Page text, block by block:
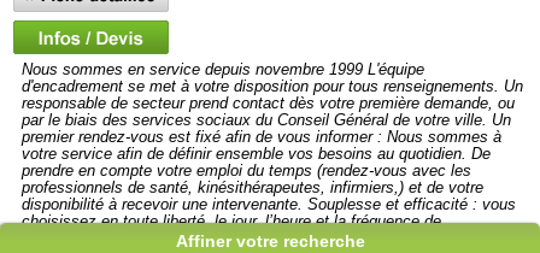
Nous sommes en service depuis novembre 1999 L'équipe
d'encadrement se met à votre disposition pour tous renseignements. Un
responsable de secteur prend contact dès votre première demande, ou
par le biais des services sociaux du Conseil Général de votre ville. Un
premier rendez-vous est fixé afin de vous informer : Nous sommes à
votre service afin de définir ensemble vos besoins au quotidien. De
prendre en compte votre emploi du temps (rendez-vous avec les
professionnels de santé, kinésithérapeutes, infirmiers,) et de votre
disponibilité à recevoir une intervenante. Souplesse et efficacité : vous
choisissez en toute liberté, le jour, l’heure et la fréquence de
l’accompagnement. Notre équipe est à votre écoute pour couvrir au
Affiner votre recherche